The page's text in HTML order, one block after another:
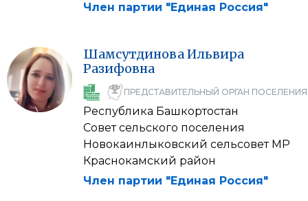
Член партии "Единая Россия"
ШамсутдиноваИльвира
Разифовна
ПРЕДСТАВИТЕЛЬНЫЙ ОРГАН ПОСЕЛЕНИЯ
Республика Башкортостан
Совет сельского поселения
Новокаинлыковский сельсовет МР
Краснокамский район
Член партии "Единая Россия"